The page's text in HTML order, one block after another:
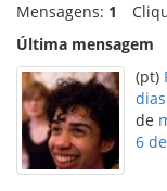
Mensagens: 1
Última mensagem
(pt)
dias
de
6